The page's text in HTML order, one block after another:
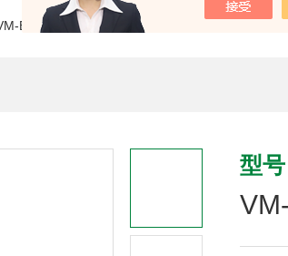
E10型pvc颗粒水分仪
型号